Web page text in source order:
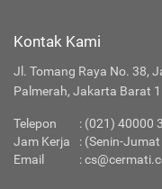
Kontak Kami
Jl. Tomang Raya No. 38,
Palmerah, Jakarta Barat
Telepon
: (021) 40000
Jam Kerja
: (Senin-
Email
: